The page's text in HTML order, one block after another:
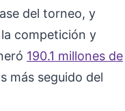
del torneo, y
competición y
190.1 millones de
más seguido del